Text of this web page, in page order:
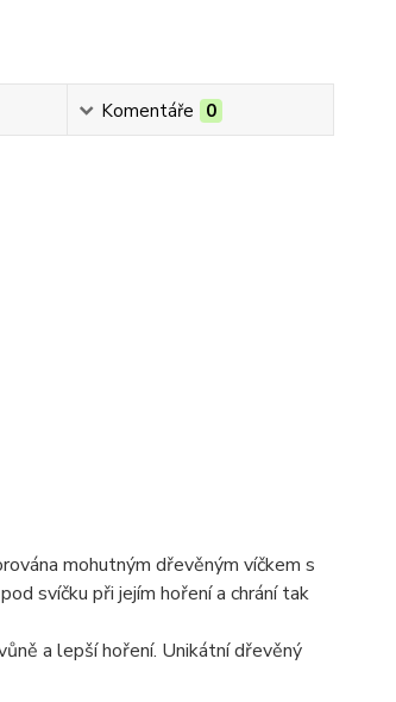
Komentáře 0
mohutným dřevěným víčkem s
svíčku při jejím hoření a chrání tak
a lepší hoření. Unikátní dřevěný